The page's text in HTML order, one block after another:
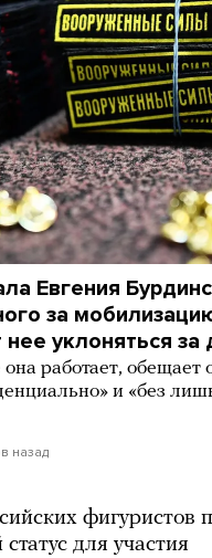
Евгения
за
уклоняться за
работает, обещает
и «без
назад
фигуристов
для участия